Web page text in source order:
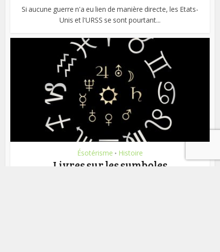
Si aucune guerre n'a eu lien de manière directe, les Etats-
Unis et l'URSS se sont pourtant...
Ésotérisme • Histoire
Livres sur les symboles